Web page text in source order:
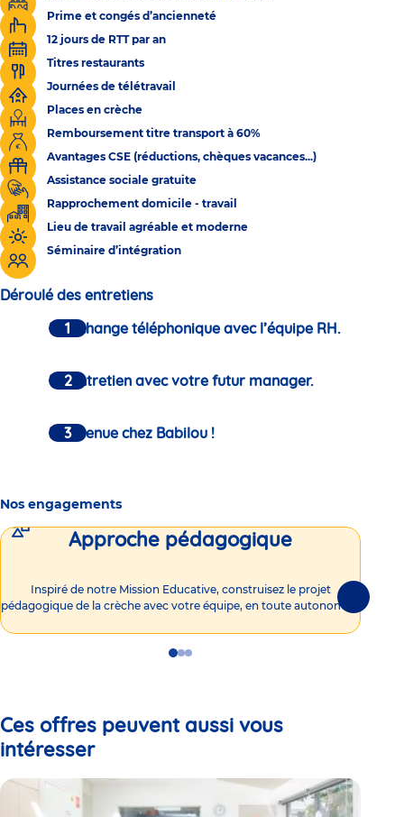
Prime et congés d’ancienneté
12 jours de RTT par an
Titres restaurants
Journées de télétravail
Places en crèche
Remboursement titre transport à 60%
Avantages CSE (réductions, chèques vacances...)
Assistance sociale gratuite
Rapprochement domicile - travail
Lieu de travail agréable et moderne
Séminaire d’intégration
Déroulé des entretiens
Un échange téléphonique avec l’équipe RH.
Un entretien avec votre futur manager.
Bienvenue chez Babilou !
Nos engagements
Approche pédagogique
Inspiré de notre Mission Educative, construisez le projet
pédagogique de la crèche avec votre équipe, en toute autonomie !
GoGoGo
Ces offres peuvent aussi vous
intéresser